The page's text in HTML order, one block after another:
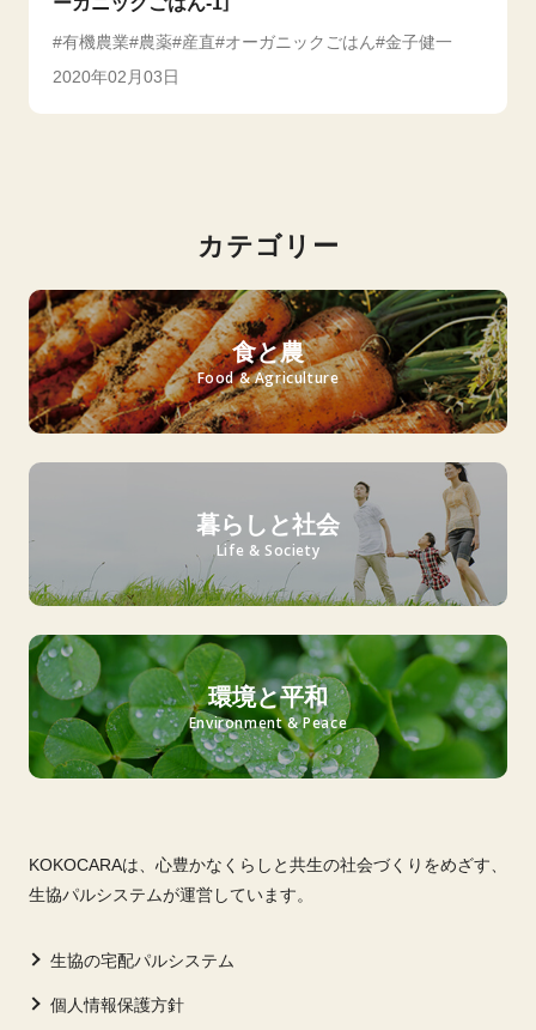
有機農業 農薬 産直 オーガニックごはん 金子健一
2020年02月03日
カテゴリー
食と農
Food & Agriculture
暮らしと社会
Life & Society
環境と平和
Environment & Peace
KOKOCARAは、心豊かなくらしと共生の社会づくりをめざす、
生協パルシステムが運営しています。
生協の宅配パルシステム
個人情報保護方針